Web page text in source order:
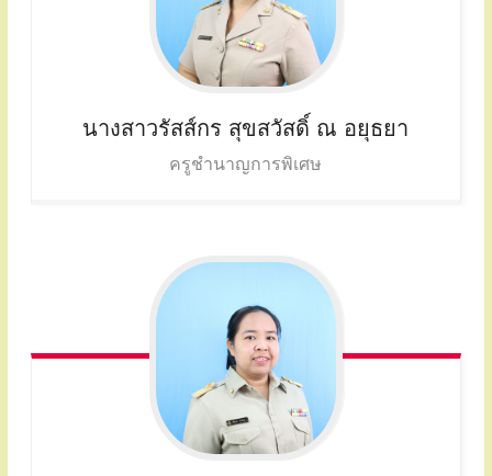
นางสาวรัสส์กร สุขสวัสดิ์ ณ อยุธยา
ครูชำนาญการพิเศษ